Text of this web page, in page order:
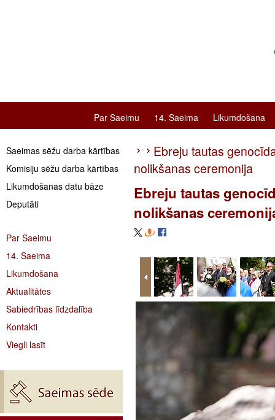
Par Saeimu 14. Saeima Likumdošana
Saeimas sēžu darba kārtības
Komisiju sēžu darba kārtības
Likumdošanas datu bāze
Deputāti
Par Saeimu
14. Saeima
Likumdošana
Aktualitātes
Sabiedrības līdzdalība
Kontakti
Viegli lasīt
Ebreju tautas
nolikšanas ceremonija
Ebreju tautas
nolikšanas